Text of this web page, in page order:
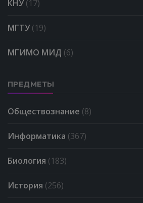
КНУ(17)
МГТУ(19)
МГИМО МИД (6)
ПРЕДМЕТЫ
Обществознание (8)
Информатика (367)
Биология (183)
История (256)